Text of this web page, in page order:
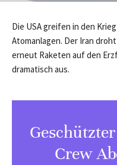
Die USA greifen in den
Atomanlagen. Der Iran
erneut Raketen auf den
dramatisch aus.
Crew